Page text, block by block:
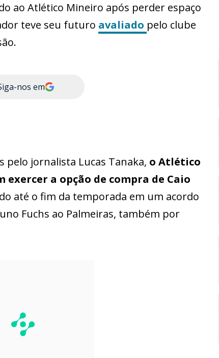
ao Atlético Mineiro após perder espaço
teve seu futuro avaliado pelo clube
nos em
pelo jornalista Lucas Tanaka, o Atlético
a opção de compra de Caio
até o fim da temporada em um acordo
Fuchs ao Palmeiras, também por